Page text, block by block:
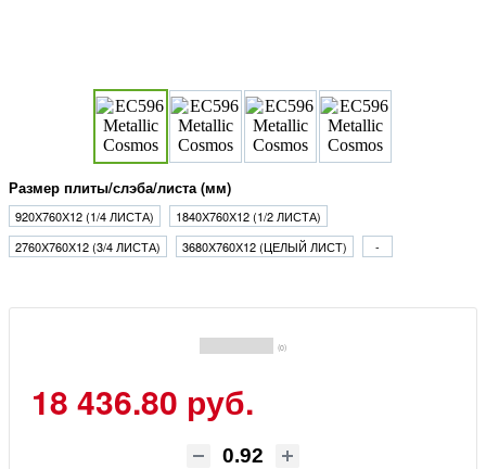
Размер плиты/слэба/листа (мм)
920Х760Х12 (1/4 ЛИСТА)
1840Х760Х12 (1/2 ЛИСТА)
2760Х760Х12 (3/4 ЛИСТА)
3680Х760Х12 (ЦЕЛЫЙ ЛИСТ) -
(0)
18 436.80 руб.